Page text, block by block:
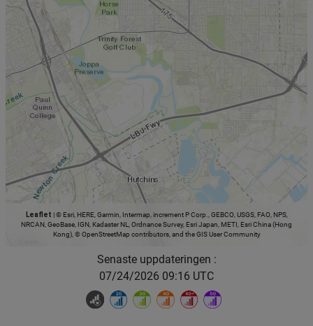
Leaflet |© Esri, HERE, Garmin, Intermap, increment P Corp., GEBCO, USGS, FAO, NPS,
NRCAN, GeoBase, IGN, Kadaster NL, Ordnance Survey, Esri Japan, METI, Esri China (Hong
Kong), © OpenStreetMap contributors, and the GIS User Community
Senaste uppdateringen :
07/24/2026 09:16 UTC